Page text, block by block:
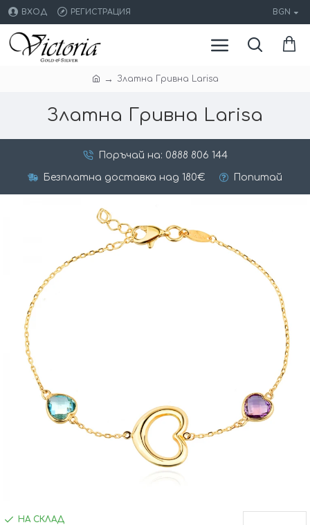
ВХОД РЕГИСТРАЦИЯ BGN
Златна Гривна Larisa
Златна Гривна Larisa
Поръчай на: 0888 806 144
Безплатна доставка над 180€ Попитай
НА СКЛАД